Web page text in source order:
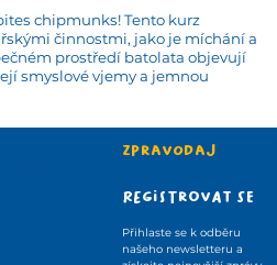
chipmunks! Tento kurz
činnostmi, jako je míchání a
prostředí batolata objevují
smyslové vjemy a jemnou
Zpravodaj
Registrovat se
Přihlaste se k odběru
našeho newsletteru a